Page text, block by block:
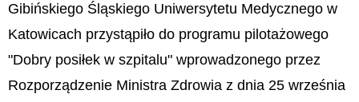
Gibińskiego Śląskiego Uniwersytetu Medycznego w
Katowicach przystąpiło do programu pilotażowego
"Dobry posiłek w szpitalu" wprowadzonego przez
Rozporządzenie Ministra Zdrowia z dnia 25 września